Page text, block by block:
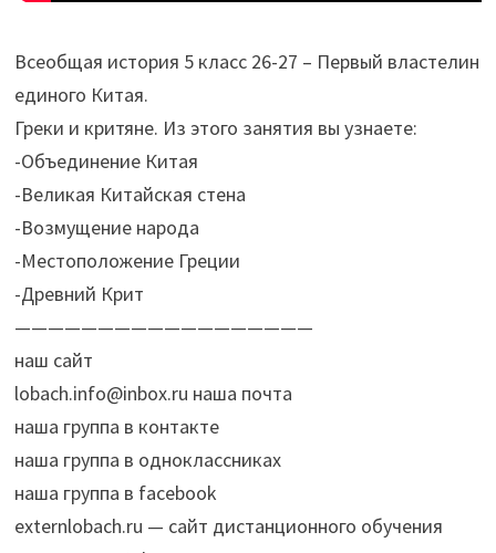
Всеобщая история 5 класс 26-27 – Первый властелин
единого Китая.
Греки и критяне. Из этого занятия вы узнаете:
-Объединение Китая
-Великая Китайская стена
-Возмущение народа
-Местоположение Греции
-Древний Крит
——————————————————
наш сайт
lobach.info@inbox.ru наша почта
наша группа в контакте
наша группа в одноклассниках
наша группа в facebook
externlobach.ru — сайт дистанционного обучения